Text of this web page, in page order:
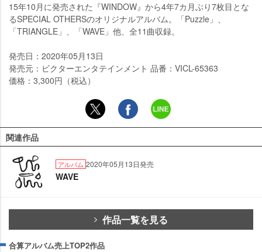
15年10月に発売された『WINDOW』から4年7カ月ぶり7枚目とな
るSPECIAL OTHERSのオリジナルアルバム。「Puzzle」、
「TRIANGLE」、「WAVE」他、全11曲収録。
発売日：2020年05月13日
発売元：ビクターエンタテインメント 品番：VICL-65363
価格：3,300円（税込）
関連作品
アルバム 2020年05月13日発売
WAVE
作品一覧を見る
合算アルバム売上TOP2作品